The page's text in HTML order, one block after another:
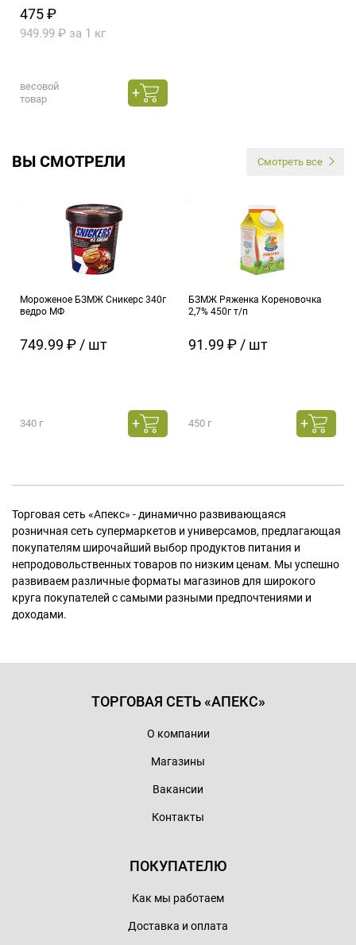
475 ₽
949.99 ₽ за 1 кг
весовой
товар
ВЫ СМОТРЕЛИ Смотреть все
Мороженое БЗМЖ Сникерс 340г
ведро МФ
749.99 ₽ / шт
340 г
БЗМЖ Ряженка Кореновочка
2,7% 450г т/п
91.99 ₽ / шт
450 г
Торговая сеть «Апекс» - динамично развивающаяся
розничная сеть супермаркетов и универсамов, предлагающая
покупателям широчайший выбор продуктов питания и
непродовольственных товаров по низким ценам. Мы успешно
развиваем различные форматы магазинов для широкого
круга покупателей с самыми разными предпочтениями и
доходами.
ТОРГОВАЯ СЕТЬ «АПЕКС»
О компании
Магазины
Вакансии
Контакты
ПОКУПАТЕЛЮ
Как мы работаем
Доставка и оплата